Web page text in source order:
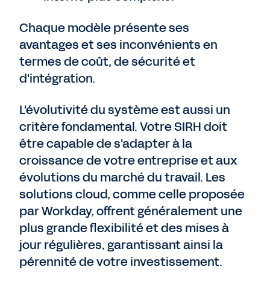
Chaque modèle présente ses
avantages et ses inconvénients en
termes de coût, de sécurité et
d'intégration.
L'évolutivité du système est aussi un
critère fondamental. Votre SIRH doit
être capable de s'adapter à la
croissance de votre entreprise et aux
évolutions du marché du travail. Les
solutions cloud, comme celle proposée
par Workday, offrent généralement une
plus grande flexibilité et des mises à
jour régulières, garantissant ainsi la
pérennité de votre investissement.